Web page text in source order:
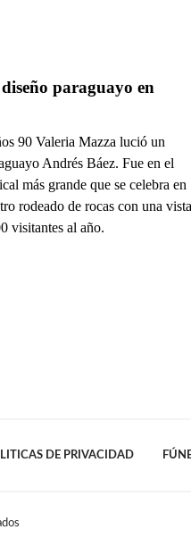
paraguayo en
90 Valeria Mazza lució un
Andrés Báez. Fue en el
más grande que se celebra en
rodeado de rocas con una vista
visitantes al año.
DE PRIVACIDAD